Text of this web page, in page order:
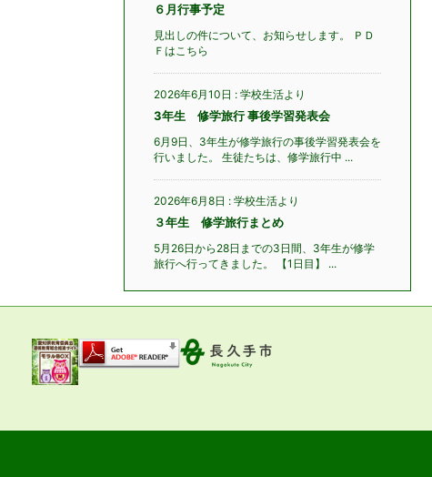
６月行事予定
見出しの件について、お知らせします。 ＰＤ
Ｆはこちら
2026年6月10日 : 学校生活より
3年生 修学旅行 事後学習発表会
6月9日、3年生が修学旅行の事後学習発表会を
行いました。 生徒たちは、修学旅行中 ...
2026年6月8日 : 学校生活より
３年生 修学旅行まとめ
5月26日から28日までの3日間、3年生が修学
旅行へ行ってきました。 【1日目】 ...